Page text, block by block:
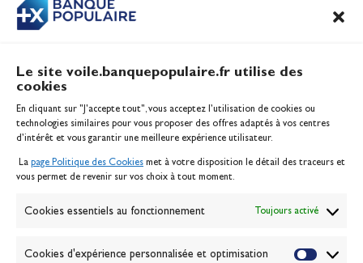
Le site voile.banquepopulaire.fr utilise des
cookies
En cliquant sur "J'accepte tout", vous acceptez l’utilisation de cookies ou
technologies similaires pour vous proposer des offres adaptés à vos centres
d’intérêt et vous garantir une meilleure expérience utilisateur.
La page Politique des Cookies met à votre disposition le détail des traceurs et
vous permet de revenir sur vos choix à tout moment.
Cookies essentiels au fonctionnement Toujours activé
Cookies d'expérience personnalisée et optimisation
CONTENU
Inscription serveur média
Contact
Politique des cookies
Banque de la voile
Passion Voile TV